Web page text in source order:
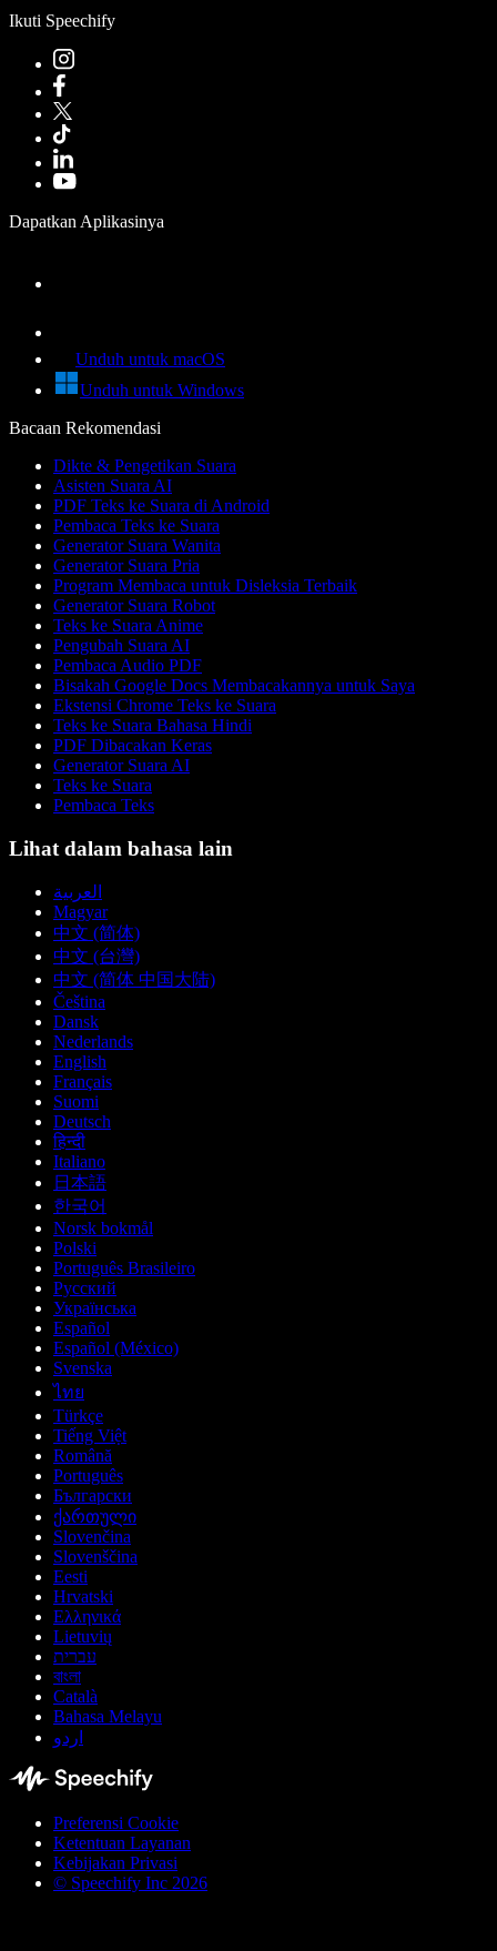
Ikuti Speechify
Dapatkan Aplikasinya
Unduh untuk macOS
Unduh untuk Windows
Bacaan Rekomendasi
Dikte & Pengetikan Suara
Asisten Suara AI
PDF Teks ke Suara di Android
Pembaca Teks ke Suara
Generator Suara Wanita
Generator Suara Pria
Program Membaca untuk Disleksia Terbaik
Generator Suara Robot
Teks ke Suara Anime
Pengubah Suara AI
Pembaca Audio PDF
Bisakah Google Docs Membacakannya untuk Saya
Ekstensi Chrome Teks ke Suara
Teks ke Suara Bahasa Hindi
PDF Dibacakan Keras
Generator Suara AI
Teks ke Suara
Pembaca Teks
Lihat dalam bahasa lain
العربية
Magyar
中文 (简体)
中文 (台灣)
中文 (简体 中国大陆)
Čeština
Dansk
Nederlands
English
Français
Suomi
Deutsch
हिन्दी
Italiano
日本語
한국어
Norsk bokmål
Polski
Português Brasileiro
Русский
Українська
Español
Español (México)
Svenska
ไทย
Türkçe
Tiếng Việt
Română
Português
Български
ქართული
Slovenčina
Slovenščina
Eesti
Hrvatski
Ελληνικά
Lietuvių
עברית
বাংলা
Català
Bahasa Melayu
اردو
Preferensi Cookie
Ketentuan Layanan
Kebijakan Privasi
© Speechify Inc 2026